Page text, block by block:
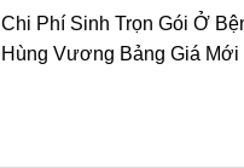
Chi Phí Sinh Trọn Gói Ở
Hùng Vương Bảng Giá Mới